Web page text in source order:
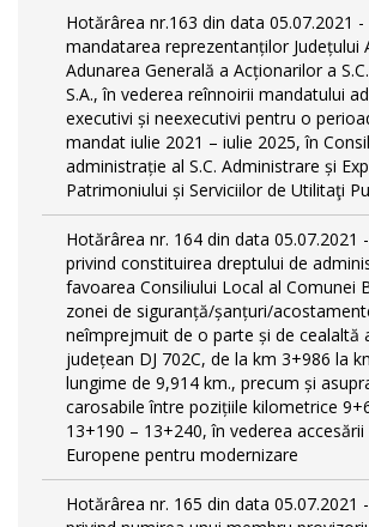
Hotărârea nr.163 din data 05.07.2021
mandatarea reprezentanților Județului
Adunarea Generală a Acționarilor a S.C.
S.A., în vederea reînnoirii mandatului
executivi și neexecutivi pentru o
mandat iulie 2021 – iulie 2025, în
administrație al S.C. Administrare și
Patrimoniului și Serviciilor de Utilitaţi
Hotărârea nr. 164 din data 05.07.2021
privind constituirea dreptului de
favoarea Consiliului Local al Comunei
zonei de siguranță/șanțuri/
neîmprejmuit de o parte și de cealaltă
județean DJ 702C, de la km 3+986 la
lungime de 9,914 km., precum și
carosabile între pozițiile kilometrice
13+190 – 13+240, în vederea
Europene pentru modernizare
Hotărârea nr. 165 din data 05.07.2021